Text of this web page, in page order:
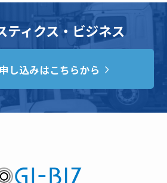
ティクス・ビジネス
し込みはこちらから